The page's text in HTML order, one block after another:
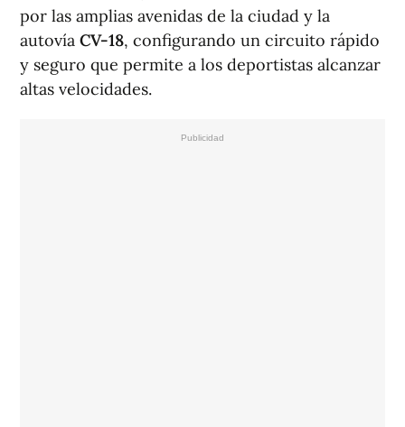
por las amplias avenidas de la ciudad y la
autovía CV-18, configurando un circuito rápido
y seguro que permite a los deportistas alcanzar
altas velocidades.